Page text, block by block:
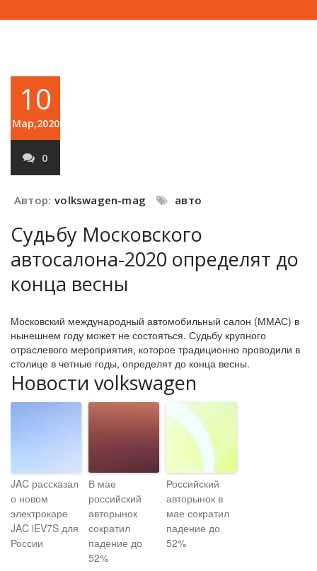
10
Мар,2020
0
Автор: volkswagen-mag авто
Судьбу Московского
автосалона-2020 определят до
конца весны
Московский международный автомобильный салон (ММАС) в
нынешнем году может не состояться. Судьбу крупного
отраслевого мероприятия, которое традиционно проводили в
столице в четные годы, определят до конца весны.
Новости volkswagen
JAC рассказал
о новом
электрокаре
JAC iEV7S для
России
В мае
российский
авторынок
сократил
падение до
52%
Российский
авторынок в
мае сократил
падение до
52%